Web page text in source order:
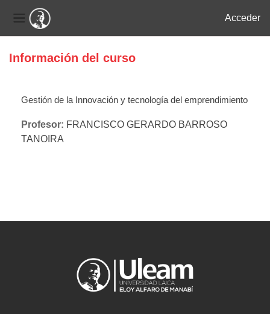
Panel lateral
Acceder
Información del curso
Gestión de la Innovación y tecnología del emprendimiento
Profesor: FRANCISCO GERARDO BARROSO
TANOIRA